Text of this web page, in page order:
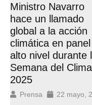
Ministro Navarro
hace un llamado
global a la acción
climática en
alto nivel durante
Semana del Clima
2025
Prensa 22 mayo,